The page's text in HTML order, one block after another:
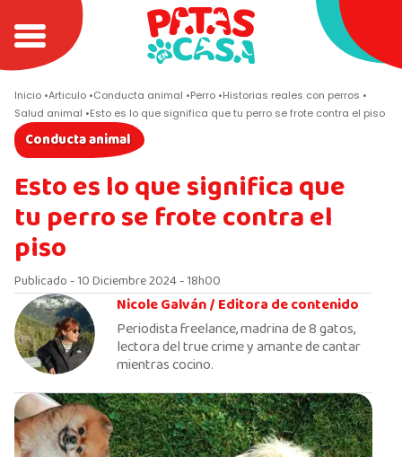
Inicio Articulo Conducta animal Perro Historias reales con perros
Salud animal
Esto es lo que significa que tu perro se frote contra el piso
Conducta animal
Esto es lo que significa que
tu perro se frote contra el
piso
Publicado - 10 Diciembre 2024 - 18h00
Nicole Galván /Editora de contenido
Periodista freelance, madrina de 8 gatos,
lectora del true crime y amante de cantar
mientras cocino.